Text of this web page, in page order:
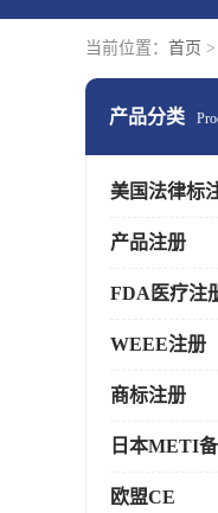
当前位置： 首页 >
产品分类
美国法律标
产品注册
FDA医疗注
WEEE注册
商标注册
日本METI
欧盟CE